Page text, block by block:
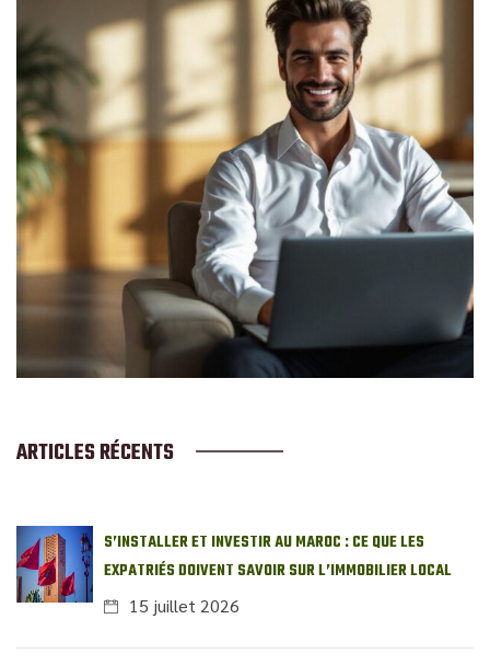
ARTICLES RÉCENTS
S’INSTALLER ET INVESTIR AU MAROC : CE QUE LES
EXPATRIÉS DOIVENT SAVOIR SUR L’IMMOBILIER LOCAL
15 juillet 2026